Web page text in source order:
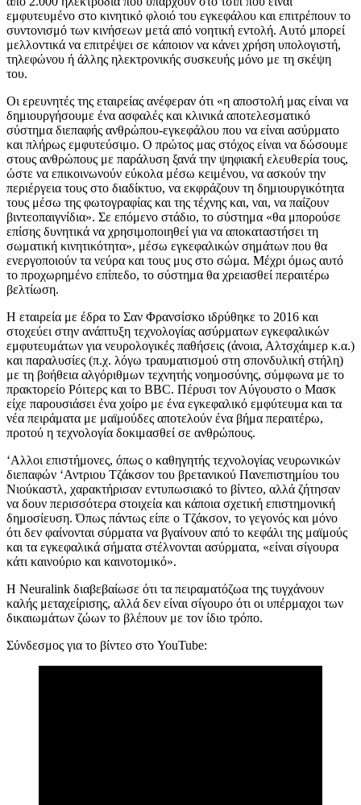
εμφυτευμένο στο κινητικό φλοιό του εγκεφάλου και επιτρέπουν το
συντονισμό των κινήσεων μετά από νοητική εντολή. Αυτό μπορεί
μελλοντικά να επιτρέψει σε κάποιον να κάνει χρήση υπολογιστή,
τηλεφώνου ή άλλης ηλεκτρονικής συσκευής μόνο με τη σκέψη
του.
Οι ερευνητές της εταιρείας ανέφεραν ότι «η αποστολή μας είναι να
δημιουργήσουμε ένα ασφαλές και κλινικά αποτελεσματικό
σύστημα διεπαφής ανθρώπου-εγκεφάλου που να είναι ασύρματο
και πλήρως εμφυτεύσιμο. Ο πρώτος μας στόχος είναι να δώσουμε
στους ανθρώπους με παράλυση ξανά την ψηφιακή ελευθερία τους,
ώστε να επικοινωνούν εύκολα μέσω κειμένου, να ασκούν την
περιέργεια τους στο διαδίκτυο, να εκφράζουν τη δημιουργικότητα
τους μέσω της φωτογραφίας και της τέχνης και, ναι, να παίζουν
βιντεοπαιγνίδια». Σε επόμενο στάδιο, το σύστημα «θα μπορούσε
επίσης δυνητικά να χρησιμοποιηθεί για να αποκαταστήσει τη
σωματική κινητικότητα», μέσω εγκεφαλικών σημάτων που θα
ενεργοποιούν τα νεύρα και τους μυς στο σώμα. Μέχρι όμως αυτό
το προχωρημένο επίπεδο, το σύστημα θα χρειασθεί περαιτέρω
βελτίωση.
Η εταιρεία με έδρα το Σαν Φρανσίσκο ιδρύθηκε το 2016 και
στοχεύει στην ανάπτυξη τεχνολογίας ασύρματων εγκεφαλικών
εμφυτευμάτων για νευρολογικές παθήσεις (άνοια, Αλτσχάιμερ κ.α.)
και παραλυσίες (π.χ. λόγω τραυματισμού στη σπονδυλική στήλη)
με τη βοήθεια αλγόριθμων τεχνητής νοημοσύνης, σύμφωνα με το
πρακτορείο Ρόιτερς και το BBC. Πέρυσι τον Αύγουστο ο Μασκ
είχε παρουσιάσει ένα χοίρο με ένα εγκεφαλικό εμφύτευμα και τα
νέα πειράματα με μαϊμούδες αποτελούν ένα βήμα περαιτέρω,
προτού η τεχνολογία δοκιμασθεί σε ανθρώπους.
‘Αλλοι επιστήμονες, όπως ο καθηγητής τεχνολογίας νευρωνικών
διεπαφών ‘Αντριου Τζάκσον του βρετανικού Πανεπιστημίου του
Νιούκαστλ, χαρακτήρισαν εντυπωσιακό το βίντεο, αλλά ζήτησαν
να δουν περισσότερα στοιχεία και κάποια σχετική επιστημονική
δημοσίευση. Όπως πάντως είπε ο Τζάκσον, το γεγονός και μόνο
ότι δεν φαίνονται σύρματα να βγαίνουν από το κεφάλι της μαϊμούς
και τα εγκεφαλικά σήματα στέλνονται ασύρματα, «είναι σίγουρα
κάτι καινούριο και καινοτομικό».
Η Neuralink διαβεβαίωσε ότι τα πειραματόζωα της τυγχάνουν
καλής μεταχείρισης, αλλά δεν είναι σίγουρο ότι οι υπέρμαχοι των
δικαιωμάτων ζώων το βλέπουν με τον ίδιο τρόπο.
Σύνδεσμος για το βίντεο στο YouTube: